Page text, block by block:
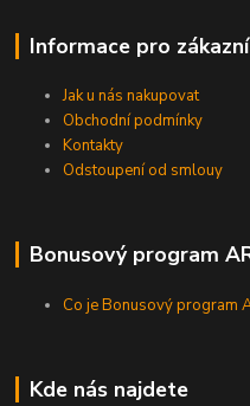
Informace pro
Jak u nás nakupovat
Obchodní podmínky
Kontakty
Odstoupení od smlouy
Bonusový program
Co je Bonusový program
Kde nás najdete